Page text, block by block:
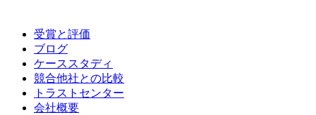
受賞と評価
ブログ
ケーススタディ
競合他社との比較
トラストセンター
会社概要